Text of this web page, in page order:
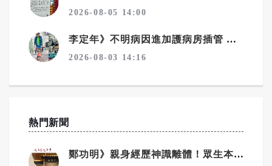
2026-08-05 14:00
李定年》不明病因進加護病房插管 靠馬拉松精神從鬼門關返回
2026-08-03 14:16
熱門新聞
鄭功明》親身經歷神識離體！眾生本來是佛——宇宙真相在念佛中顯現4——回家：一場淚水與花開的覺醒之旅